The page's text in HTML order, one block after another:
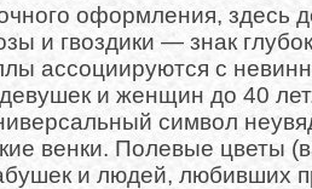
оформления, здесь
и гвоздики — знак
ассоциируются с
и женщин до 40
символ
венки. Полевые цветы
и людей, любивших